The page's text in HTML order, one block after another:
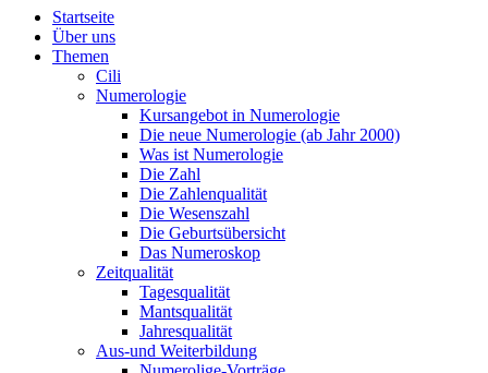
Startseite
Über uns
Themen
Cili
Numerologie
Kursangebot in Numerologie
Die neue Numerologie (ab Jahr 2000)
Was ist Numerologie
Die Zahl
Die Zahlenqualität
Die Wesenszahl
Die Geburtsübersicht
Das Numeroskop
Zeitqualität
Tagesqualität
Mantsqualität
Jahresqualität
Aus-und Weiterbildung